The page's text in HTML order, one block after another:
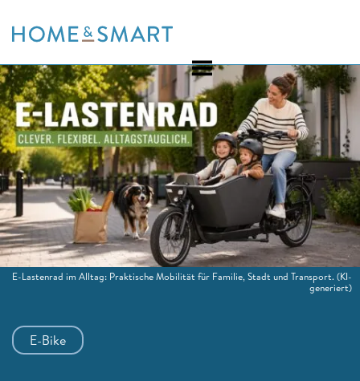
to
E-Bike
E-Lastenrad im Alltag: Praktische Mobilität für Familie, Stadt und Transport.(KI-
generiert)